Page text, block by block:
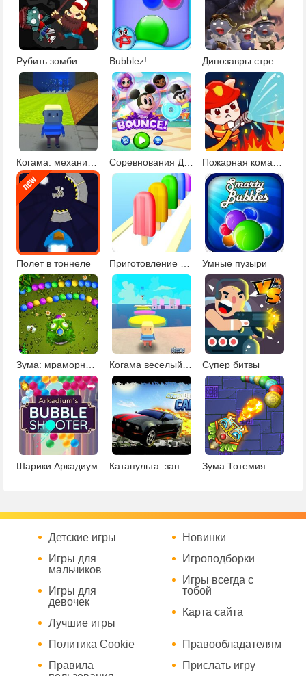
Рубить зомби Bubblez! Динозавры стрелялки 2
Соревнования Дисней
Полет в тоннеле Умные пузыри
Супер битвы
Шарики Аркадиум Зума Тотемия
Детские игры
Игры для
мальчиков
Игры для
девочек
Лучшие игры
Новинки
Игроподборки
Игры всегда с
тобой
Карта сайта
Политика Cookie
Правила
Правообладателям
Прислать игру